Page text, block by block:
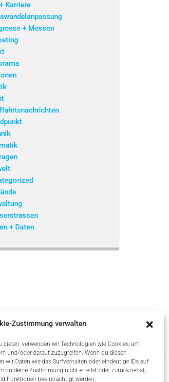
Zustimmung verwalten
verwenden wir Technologien wie Cookies, um
und/oder darauf zuzugreifen. Wenn du diesen
wir Daten wie das Surfverhalten oder eindeutige IDs auf
du deine Zustimmung nicht erteilst oder zurückziehst,
Funktionen beeinträchtigt werden.
Karriere
+ Messen
+ Daten